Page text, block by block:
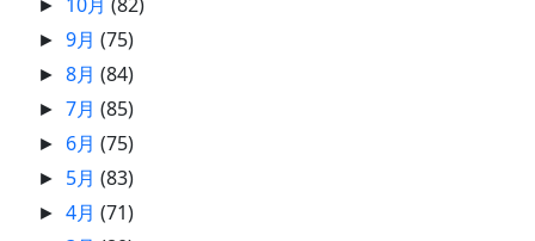
►
►9月(75)
►8月(84)
►7月(85)
► 6月(75)
► 5月(83)
►4月(71)